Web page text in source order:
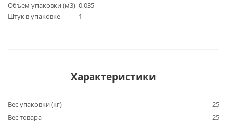
Объем упаковки (м3) 0,035
Штук в упаковке
1
Характеристики
Вес упаковки (кг)
25
Вес товара
25